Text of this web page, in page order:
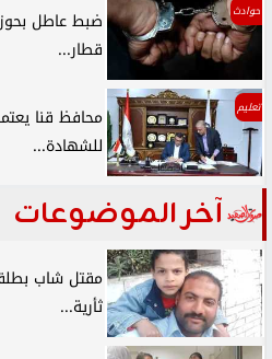
حوادث
قطار...
تعليم
محافظ قنا
للشهادة...
آخر الموضوعات
مقتل شاب
ثأرية...